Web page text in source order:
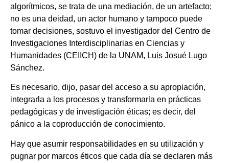
algorítmicos, se trata de una mediación, de un artefacto;
no es una deidad, un actor humano y tampoco puede
tomar decisiones, sostuvo el investigador del Centro de
Investigaciones Interdisciplinarias en Ciencias y
Humanidades (CEIICH) de la UNAM, Luis Josué Lugo
Sánchez.
Es necesario, dijo, pasar del acceso a su apropiación,
integrarla a los procesos y transformarla en prácticas
pedagógicas y de investigación éticas; es decir, del
pánico a la coproducción de conocimiento.
Hay que asumir responsabilidades en su utilización y
pugnar por marcos éticos que cada día se declaren más